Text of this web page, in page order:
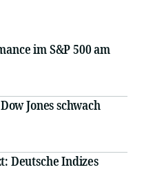
im S&P 500 am
Jones schwach
Deutsche Indizes